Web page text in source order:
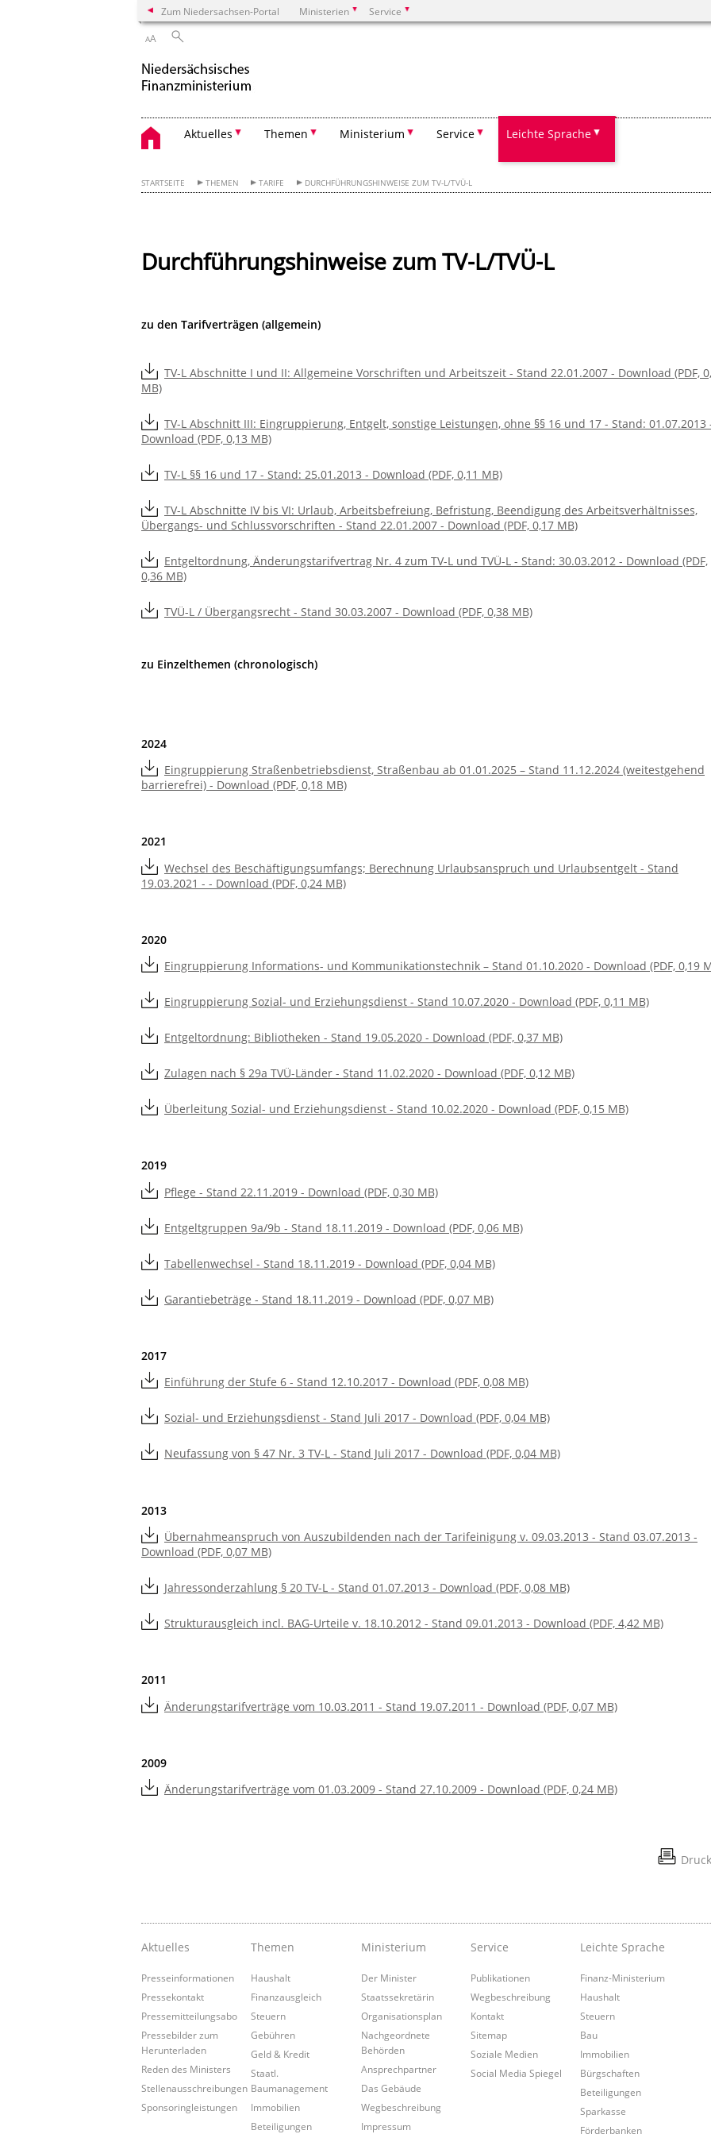
Zum Niedersachsen-Portal Ministerien Service
AA
Aktuelles Themen Ministerium Service Leichte Sprache
STARTSEITE THEMEN TARIFE DURCHFÜHRUNGSHINWEISE ZUM TV-L/TVÜ-L
Durchführungshinweise zum TV-L/TVÜ-L
zu den Tarifverträgen (allgemein)
TV-L Abschnitte I und II: Allgemeine Vorschriften und Arbeitszeit - Stand 22.01.2007 - Download (PDF,
MB)
TV-L Abschnitt III: Eingruppierung, Entgelt, sonstige Leistungen, ohne §§ 16 und 17 - Stand: 01.07.2013
Download (PDF, 0,13 MB)
TV-L §§ 16 und 17 - Stand: 25.01.2013 - Download (PDF, 0,11 MB)
TV-L Abschnitte IV bis VI: Urlaub, Arbeitsbefreiung, Befristung, Beendigung des Arbeitsverhältnisses,
Übergangs- und Schlussvorschriften - Stand 22.01.2007 - Download (PDF, 0,17 MB)
Entgeltordnung, Änderungstarifvertrag Nr. 4 zum TV-L und TVÜ-L - Stand: 30.03.2012 - Download (PDF,
0,36 MB)
TVÜ-L / Übergangsrecht - Stand 30.03.2007 - Download (PDF, 0,38 MB)
zu Einzelthemen (chronologisch)
2024
Eingruppierung Straßenbetriebsdienst, Straßenbau ab 01.01.2025 – Stand 11.12.2024 (weitestgehend
barrierefrei) - Download (PDF, 0,18 MB)
2021
Wechsel des Beschäftigungsumfangs; Berechnung Urlaubsanspruch und Urlaubsentgelt - Stand
19.03.2021 - - Download (PDF, 0,24 MB)
2020
Eingruppierung Informations- und Kommunikationstechnik – Stand 01.10.2020 - Download (PDF, 0,19
Eingruppierung Sozial- und Erziehungsdienst - Stand 10.07.2020 - Download (PDF, 0,11 MB)
Entgeltordnung: Bibliotheken - Stand 19.05.2020 - Download (PDF, 0,37 MB)
Zulagen nach § 29a TVÜ-Länder - Stand 11.02.2020 - Download (PDF, 0,12 MB)
Überleitung Sozial- und Erziehungsdienst - Stand 10.02.2020 - Download (PDF, 0,15 MB)
2019
Pflege - Stand 22.11.2019 - Download (PDF, 0,30 MB)
Entgeltgruppen 9a/9b - Stand 18.11.2019 - Download (PDF, 0,06 MB)
Tabellenwechsel - Stand 18.11.2019 - Download (PDF, 0,04 MB)
Garantiebeträge - Stand 18.11.2019 - Download (PDF, 0,07 MB)
2017
Einführung der Stufe 6 - Stand 12.10.2017 - Download (PDF, 0,08 MB)
Sozial- und Erziehungsdienst - Stand Juli 2017 - Download (PDF, 0,04 MB)
Neufassung von § 47 Nr. 3 TV-L - Stand Juli 2017 - Download (PDF, 0,04 MB)
2013
Übernahmeanspruch von Auszubildenden nach der Tarifeinigung v. 09.03.2013 - Stand 03.07.2013 -
Download (PDF, 0,07 MB)
Jahressonderzahlung § 20 TV-L - Stand 01.07.2013 - Download (PDF, 0,08 MB)
Strukturausgleich incl. BAG-Urteile v. 18.10.2012 - Stand 09.01.2013 - Download (PDF, 4,42 MB)
2011
Änderungstarifverträge vom 10.03.2011 - Stand 19.07.2011 - Download (PDF, 0,07 MB)
2009
Änderungstarifverträge vom 01.03.2009 - Stand 27.10.2009 - Download (PDF, 0,24 MB)
Aktuelles
Presseinformationen
Pressekontakt
Pressemitteilungsabo
Pressebilder zum
Herunterladen
Reden des Ministers
Stellenausschreibungen
Sponsoringleistungen
Themen
Haushalt
Finanzausgleich
Steuern
Gebühren
Geld & Kredit
Staatl.
Baumanagement
Immobilien
Beteiligungen
Ministerium
Der Minister
Staatssekretärin
Organisationsplan
Nachgeordnete
Behörden
Ansprechpartner
Das Gebäude
Wegbeschreibung
Impressum
Service
Publikationen
Wegbeschreibung
Kontakt
Sitemap
Soziale Medien
Social Media Spiegel
Leichte Sprache
Finanz-Ministerium
Haushalt
Steuern
Bau
Immobilien
Bürgschaften
Beteiligungen
Sparkasse
Förderbanken